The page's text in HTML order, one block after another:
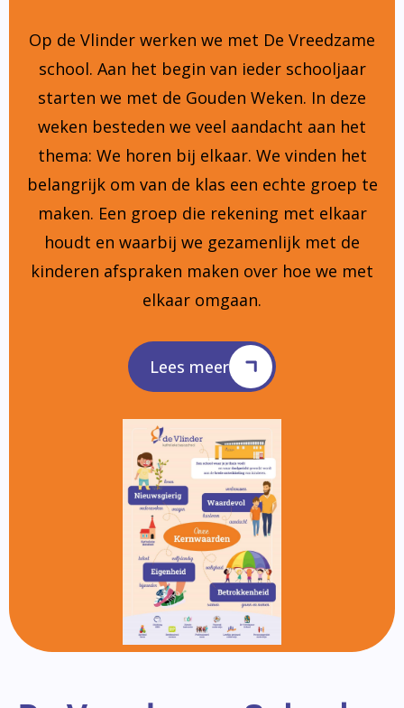
Op de Vlinder werken we met De Vreedzame
school. Aan het begin van ieder schooljaar
starten we met de Gouden Weken. In deze
weken besteden we veel aandacht aan het
thema: We horen bij elkaar. We vinden het
belangrijk om van de klas een echte groep te
maken. Een groep die rekening met elkaar
houdt en waarbij we gezamenlijk met de
kinderen afspraken maken over hoe we met
elkaar omgaan.
Lees meer